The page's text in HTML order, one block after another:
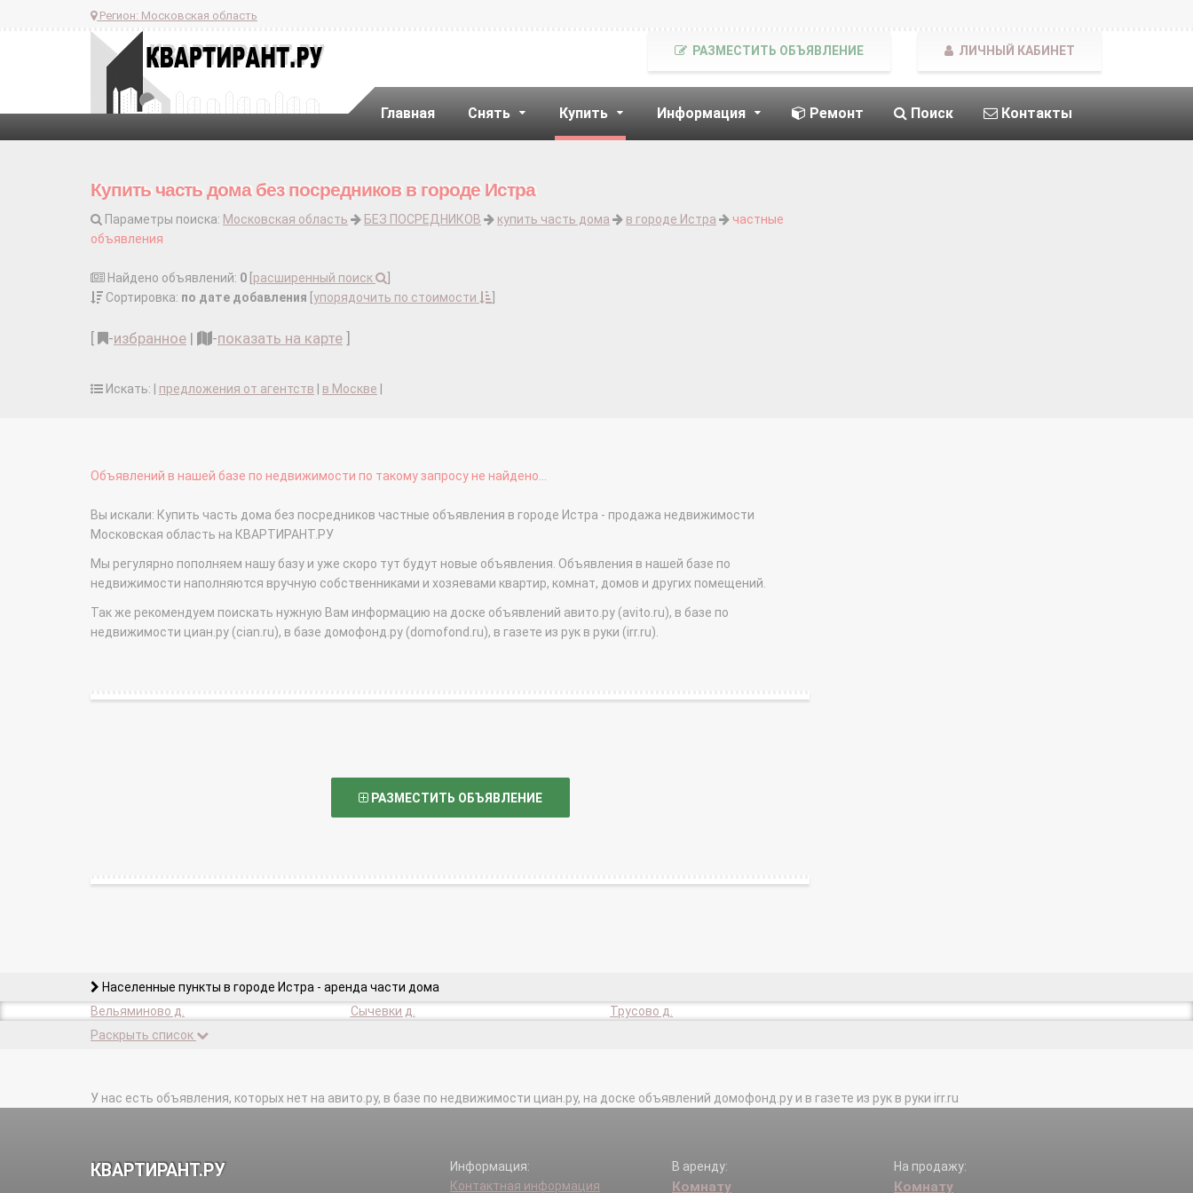
Регион: Московская область
Главная Снять Купить Информация Ремонт Поиск Контакты
РАЗМЕСТИТЬ ОБЪЯВЛЕНИЕ ЛИЧНЫЙ КАБИНЕТ
Купить часть дома без посредников в городе Истра
Параметры поиска: Московская область БЕЗ ПОСРЕДНИКОВ купить часть дома в городе Истра
частные
объявления
Найдено объявлений: 0 расширенный поиск
Сортировка: по дате добавления упорядочить по стоимости
-избранное | -показать на карте
Искать: | предложения от агентств в Москве
Объявлений в нашей базе по недвижимости по такому запросу не найдено...
Вы искали: Купить часть дома без посредников частные объявления в городе Истра - продажа недвижимости
Московская область на КВАРТИРАНТ.РУ
Мы регулярно пополняем нашу базу и уже скоро тут будут новые объявления. Объявления в нашей базе по
недвижимости наполняются вручную собственниками и хозяевами квартир, комнат, домов и других помещений.
Так же рекомендуем поискать нужную Вам информацию на доске объявлений авито.ру (avito.ru), в базе по
недвижимости циан.ру (cian.ru), в базе домофонд.ру (domofond.ru), в газете из рук в руки (irr.ru).
РАЗМЕСТИТЬ ОБЪЯВЛЕНИЕ
Населенные пункты в городе Истра - аренда части дома
Вельяминово д.
Сычевки д.
Трусово д.
Раскрыть список
У нас есть объявления, которых нет на авито.ру, в базе по недвижимости циан.ру, на доске объявлений домофонд.ру и в газете из рук в руки irr.ru
КВАРТИРАНТ.РУ
Информация:
Контактная информация
В аренду:
Комнату
На продажу:
Комнату